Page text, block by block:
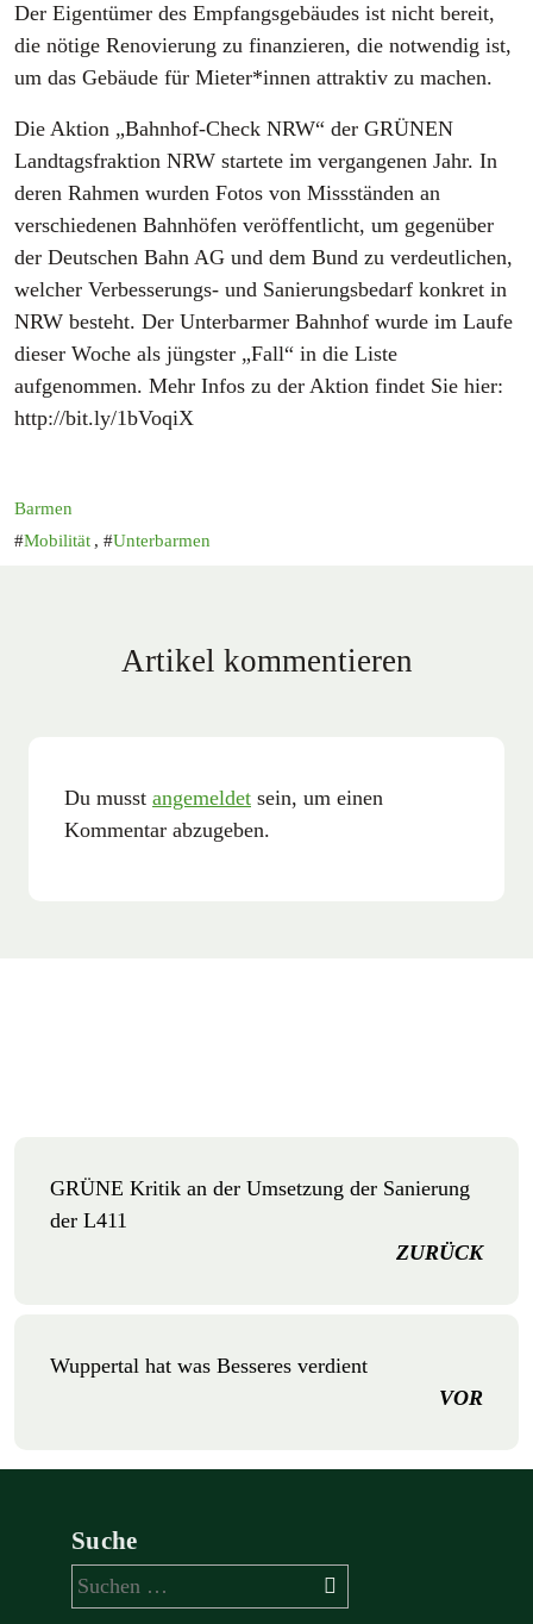
Der Eigentümer des Empfangsgebäudes ist nicht bereit,
die nötige Renovierung zu finanzieren, die notwendig ist,
um das Gebäude für Mieter*innen attraktiv zu machen.
Die Aktion „Bahnhof-Check NRW“ der GRÜNEN
Landtagsfraktion NRW startete im vergangenen Jahr. In
deren Rahmen wurden Fotos von Missständen an
verschiedenen Bahnhöfen veröffentlicht, um gegenüber
der Deutschen Bahn AG und dem Bund zu verdeutlichen,
welcher Verbesserungs- und Sanierungsbedarf konkret in
NRW besteht. Der Unterbarmer Bahnhof wurde im Laufe
dieser Woche als jüngster „Fall“ in die Liste
aufgenommen. Mehr Infos zu der Aktion findet Sie hier:
http://bit.ly/1bVoqiX
Barmen
Mobilität , Unterbarmen
Artikel kommentieren
Du musst angemeldet sein, um einen
Kommentar abzugeben.
GRÜNE Kritik an der Umsetzung der Sanierung
der L411
ZURÜCK
Wuppertal hat was Besseres verdient
VOR
Suche
Suchen
nach: